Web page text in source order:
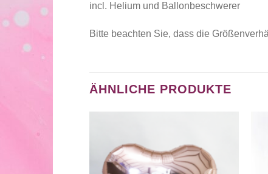
incl. Helium und Ballonbeschwerer
Bitte beachten Sie, dass die
ÄHNLICHE PRODUKTE